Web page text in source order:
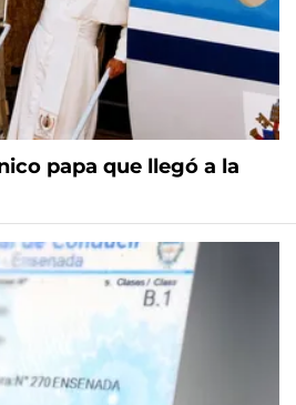
papa que llegó a la